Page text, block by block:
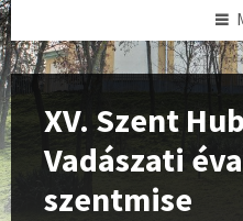
XV. Szent
Vadászati
szentmise